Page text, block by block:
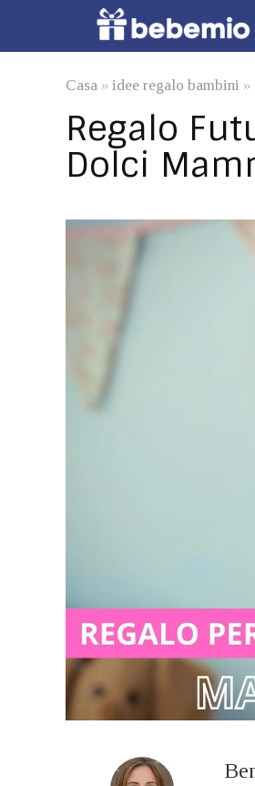
Casa » idee regalo bambini »
Regalo
Dolci